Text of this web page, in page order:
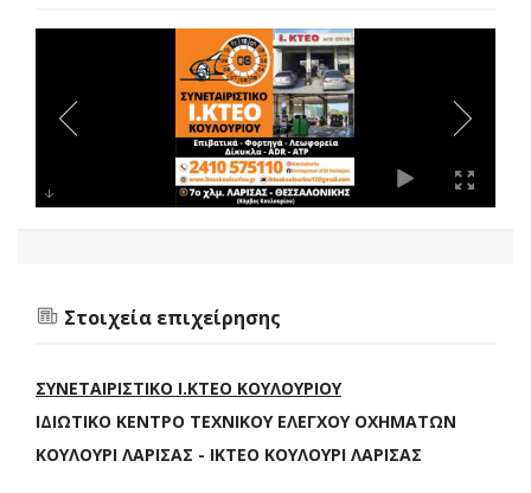
Στοιχεία επιχείρησης
ΣΥΝΕΤΑΙΡΙΣΤΙΚΟ Ι.ΚΤΕΟ ΚΟΥΛΟΥΡΙΟΥ
ΙΔΙΩΤΙΚΟ ΚΕΝΤΡΟ ΤΕΧΝΙΚΟΥ ΕΛΕΓΧΟΥ ΟΧΗΜΑΤΩΝ
ΚΟΥΛΟΥΡΙ ΛΑΡΙΣΑΣ - ΙΚΤΕΟ ΚΟΥΛΟΥΡΙ ΛΑΡΙΣΑΣ